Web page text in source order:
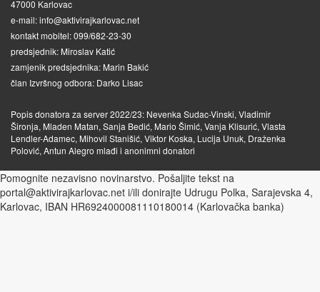
47000 Karlovac
e-mail: info@aktivirajkarlovac.net
kontakt mobitel: 099/682-23-30
predsjednik: Miroslav Katić
zamjenik predsjednika: Marin Bakić
član Izvršnog odbora: Darko Lisac
Popis donatora za server 2022/23: Nevenka Sudac-Vinski, Vladimir
Šironja, Mladen Matan, Sanja Bedić, Mario Šimić, Vanja Klisurić, Vlasta
Lendler-Adamec, Mihovil Stanišić, Viktor Koska, Lucija Unuk, Draženka
Polović, Antun Alegro mlađi i anonimni donatori
Pomognite nezavisno novinarstvo. Pošaljite tekst na
portal@aktivirajkarlovac.net i/ili donirajte Udrugu Polka, Sarajevska 4,
Karlovac, IBAN HR6924000081110180014 (Karlovačka banka)